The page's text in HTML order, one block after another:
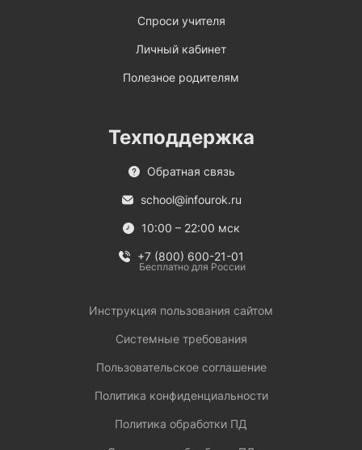
Спроси учителя
Личный кабинет
Полезное родителям
Техподдержка
Обратная связь
school@infourok.ru
10:00 – 22:00 мск
+7 (800) 600-21-01
Бесплатно для России
Инструкция пользования сайтом
Системные требования
Пользовательское соглашение
Политика конфиденциальности
Политика обработки ПД